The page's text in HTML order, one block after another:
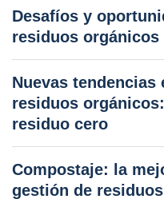
Desafíos y
residuos
Nuevas tendencias
residuos
residuo cero
Compostaje: la
gestión de